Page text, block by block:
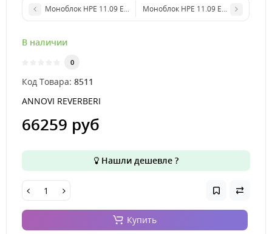
Моноблок HPE 11.09 ET 230-400В/50Гц 2,5 HP 4P
Моноблок HPE 11.09 EM 230В/50Гц
В наличии
0
Код Товара: 8511
ANNOVI REVERBERI
66259 руб
Нашли дешевле ?
Купить